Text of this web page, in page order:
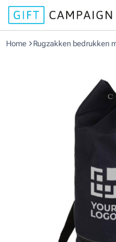
Home Rugzakken bedrukken